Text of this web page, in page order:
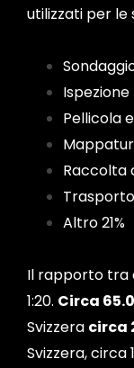
utilizzati per le
Ispezione
Pellicola
Raccolta
Altro 21%
Il rapporto tra
1:20. Circa
Svizzera circa
Svizzera,